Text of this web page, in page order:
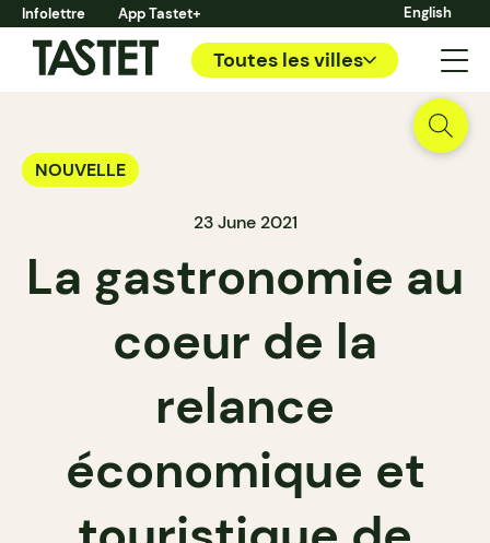
Infolettre App Tastet+ English
Toutes les villes
NOUVELLE
23 June 2021
La gastronomie au
coeur de la
relance
économique et